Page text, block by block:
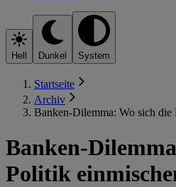
Hell Dunkel System
Startseite
Archiv
Banken-Dilemma: Wo sich
Banken-
Politik